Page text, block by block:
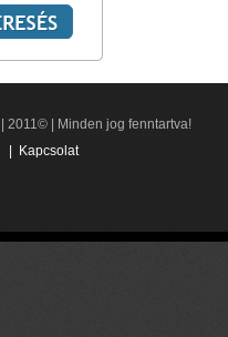
| 2011© | Minden jog fenntartva!
Kapcsolat